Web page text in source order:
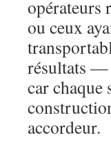
opérateurs
ou ceux
résultats —
car chaque
accordeur.